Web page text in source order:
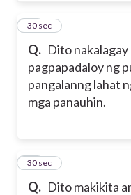
Q. Dito nakalagay
pagpapadaloy ng
pangalanng lahat
mga panauhin.
19
30 sec
Q. Dito makikita
20
30 sec